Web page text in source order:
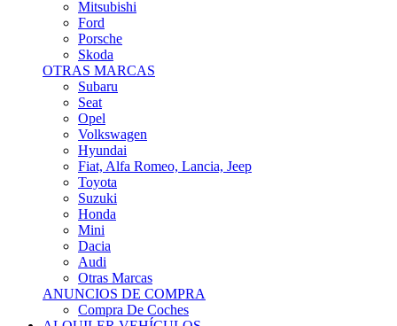
Porsche
Skoda
OTRAS MARCAS
Subaru
Seat
Opel
Volkswagen
Hyundai
Fiat, Alfa Romeo, Lancia, Jeep
Toyota
Suzuki
Honda
Mini
Dacia
Audi
Otras Marcas
ANUNCIOS DE COMPRA
Compra De Coches
ALQUILER VEHÍCULOS
ALQUILER VEHÍCULOS